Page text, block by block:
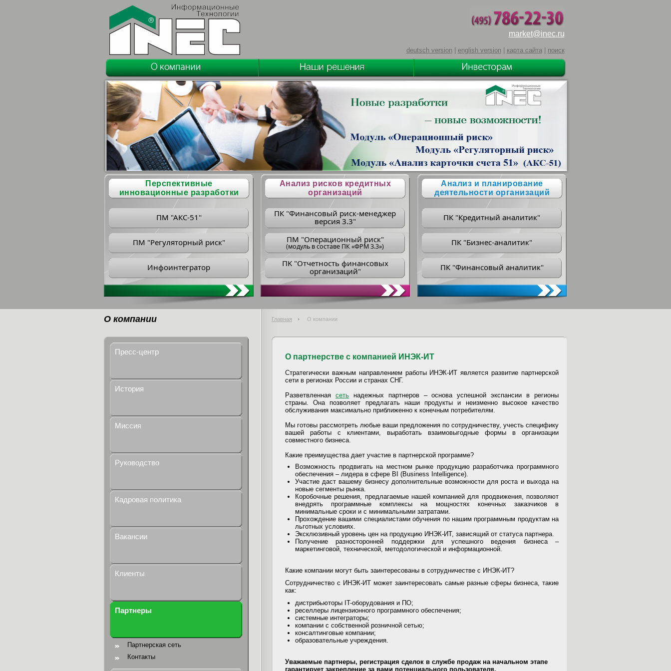
market@inec.ru
deutsch version| english version| карта сайта| поиск
Перспективные
инновационные разработки
ПМ "АКС-51"
ПМ "Регуляторный риск"
Инфоинтегратор
Анализ рисков кредитных
организаций
ПК "Финансовый риск-менеджер
версия 3.3"
ПM "Операционный риск"
(модуль в составе ПК «ФРМ 3.3»)
ПK "Отчетность финансовых
организаций"
Анализ и планирование
деятельности организаций
ПК "Кредитный аналитик"
ПК "Бизнес-аналитик"
ПК "Финансовый аналитик"
О компании Главная О компании
Пресс-центр
История
Миссия
Руководство
Кадровая политика
Вакансии
Клиенты
Партнеры
Партнерская сеть
Контакты
О партнерстве с компанией ИНЭК-ИТ
Стратегически важным направлением работы ИНЭК-ИТ является развитие партнерской
сети в регионах России и странах СНГ.
Разветвленная сетьнадежных партнеров – основа успешной экспансии в регионы
страны. Она позволяет предлагать наши продукты и неизменно высокое качество
обслуживания максимально приближенно к конечным потребителям.
Мы готовы рассмотреть любые ваши предложения по сотрудничеству, учесть специфику
вашей работы с клиентами, выработать взаимовыгодные формы в организации
совместного бизнеса.
Какие преимущества дает участие в партнерской программе?
Возможность продвигать на местном рынке продукцию разработчика программного
обеспечения – лидера в сфере BI (Business Intelligence).
Участие даст вашему бизнесу дополнительные возможности для роста и выхода на
новые сегменты рынка.
Коробочные решения, предлагаемые нашей компанией для продвижения, позволяют
внедрять программные комплексы на мощностях конечных заказчиков в
минимальные сроки и с минимальными затратами.
Прохождение вашими специалистами обучения по нашим программным продуктам на
льготных условиях.
Эксклюзивный уровень цен на продукцию ИНЭК-ИТ, зависящий от статуса партнера.
Получение разносторонней поддержки для успешного ведения бизнеса –
маркетинговой, технической, методологической и информационной.
Какие компании могут быть заинтересованы в сотрудничестве с ИНЭК-ИТ?
Сотрудничество с ИНЭК-ИТ может заинтересовать самые разные сферы бизнеса, такие
как:
дистрибьюторы IT-оборудования и ПО;
реселлеры лицензионного программного обеспечения;
системные интеграторы;
компании с собственной розничной сетью;
консалтинговые компании;
образовательные учреждения.
Уважаемые партнеры, регистрация сделок в службе продаж на начальном этапе
гарантирует закрепление за вами потенциального пользователя.